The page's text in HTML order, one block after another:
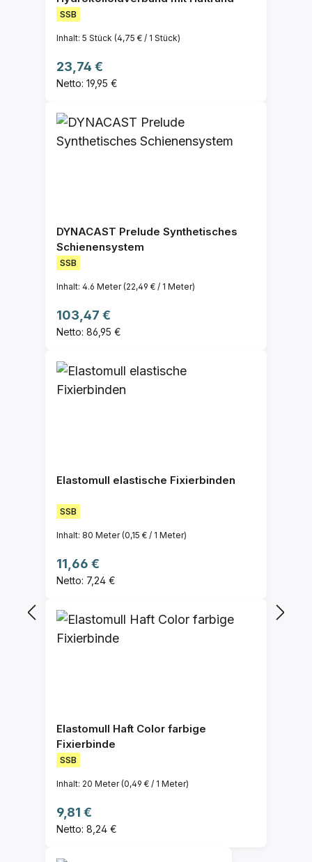
SSB
Inhalt: 5 Stück (4,75 € / 1 Stück)
Regulärer Preis:
23,74 €
Netto: 19,95 €
DYNACAST Prelude Synthetisches
Schienensystem
SSB
Inhalt: 4.6 Meter(22,49 € / 1 Meter)
Regulärer Preis:
103,47 €
Netto: 86,95 €
Elastomull elastische Fixierbinden
SSB
Inhalt: 80 Meter(0,15 € / 1 Meter)
Regulärer Preis:
11,66 €
Netto: 7,24 €
Elastomull Haft Color farbige
Fixierbinde
SSB
Inhalt: 20 Meter(0,49 € / 1 Meter)
Regulärer Preis:
9,81 €
Netto: 8,24 €